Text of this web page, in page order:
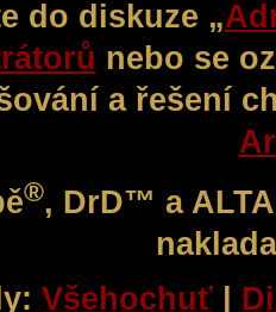
do diskuze „
nebo se
a řešení
®, DrD™ a
Všehochuť |